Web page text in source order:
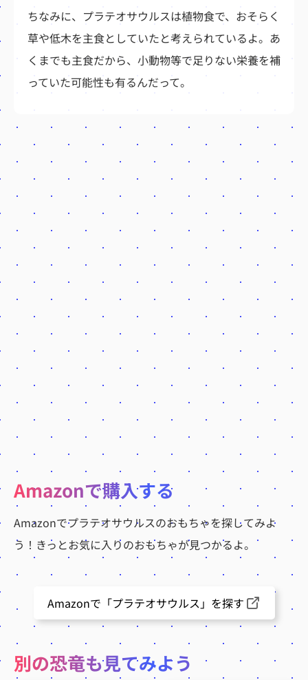
ちなみに、プラテオサウルスは植物食で、おそらく
草や低木を主食としていたと考えられているよ。あ
くまでも主食だから、小動物等で足りない栄養を補
っていた可能性も有るんだって。
Amazonで購入する
Amazonでプラテオサウルスのおもちゃを探してみよ
う！きっとお気に入りのおもちゃが見つかるよ。
Amazonで「プラテオサウルス」を探す
別の恐竜も見てみよう